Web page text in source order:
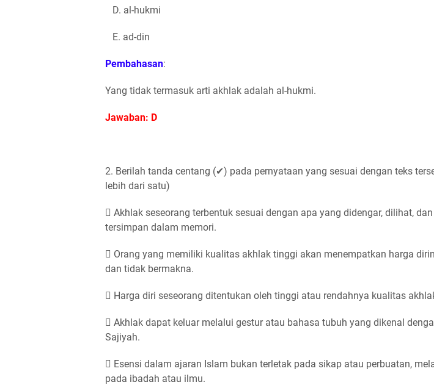
D. al-hukmi
E. ad-din
Pembahasan:
Yang tidak termasuk arti akhlak adalah al-hukmi.
Jawaban: D
2. Berilah tanda centang (✔) pada pernyataan yang sesuai dengan teks
lebih dari satu)
 Akhlak seseorang terbentuk sesuai dengan apa yang didengar, dilihat,
tersimpan dalam memori.
 Orang yang memiliki kualitas akhlak tinggi akan menempatkan harga
dan tidak bermakna.
 Harga diri seseorang ditentukan oleh tinggi atau rendahnya kualitas
 Akhlak dapat keluar melalui gestur atau bahasa tubuh yang dikenal
Sajiyah.
 Esensi dalam ajaran Islam bukan terletak pada sikap atau perbuatan,
pada ibadah atau ilmu.